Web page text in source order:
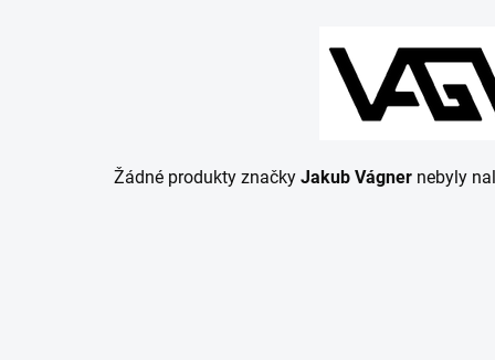
Žádné produkty značky Jakub Vágner nebyly